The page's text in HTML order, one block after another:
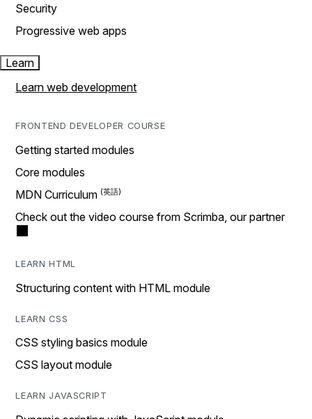
Security
Progressive web apps
Learn
Learn web development
FRONTEND DEVELOPER COURSE
Getting started modules
Core modules
MDN Curriculum
Check out the video course from Scrimba, our partner
LEARN HTML
Structuring content with HTML module
LEARN CSS
CSS styling basics module
CSS layout module
LEARN JAVASCRIPT